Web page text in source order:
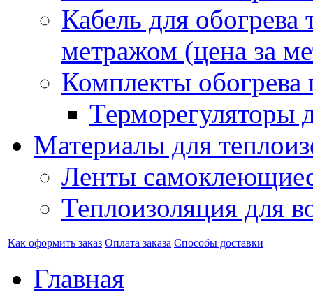
Кабель для обогрева
метражом (цена за
Комплекты обогрева
Терморегуляторы
Материалы для
Ленты
Теплоизоляция для
Как оформить заказ Оплата заказа Способы доставки
Главная